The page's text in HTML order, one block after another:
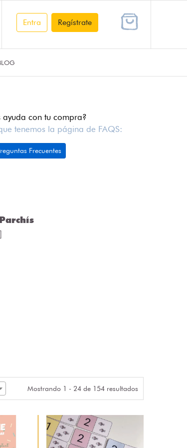
Entra Regístrate
ayuda con tu compra?
tenemos la página de FAQS:
Frecuentes
Mostrando 1 - 24 de 154 resultados